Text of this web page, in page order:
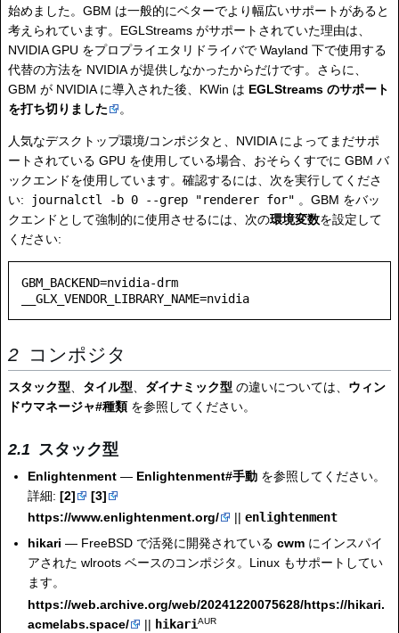
始めました。GBM は一般的にベターでより幅広いサポートがあると
考えられています。EGLStreams がサポートされていた理由は、
NVIDIA GPU をプロプライエタリドライバで Wayland 下で使用する
代替の方法を NVIDIA が提供しなかったからだけです。さらに、
GBM が NVIDIA に導入された後、KWin は EGLStreams のサポート
を打ち切りました
。
人気なデスクトップ環境/コンポジタと、NVIDIA によってまだサポ
ートされている GPU を使用している場合、おそらくすでに GBM バ
ックエンドを使用しています。確認するには、次を実行してくださ
い:
journalctl -b 0 --grep "renderer for" 。GBM をバッ
クエンドとして強制的に使用させるには、次の環境変数を設定して
ください:
GBM_BACKEND=nvidia-drm
コンポジタ
スタック型 タイル型 ダイナミック型 の違いについては、 ウィン
ドウマネージャ#種類 を参照してください。
スタック型
Enlightenment — Enlightenment#手動 を参照してください。
詳細:[2]
[3]
https://www.enlightenment.org/
||enlightenment
hikari — FreeBSD で活発に開発されているcwm にインスパイ
アされた wlroots ベースのコンポジタ。Linux もサポートしてい
ます。
https://web.archive.org/web/20241220075628/https://hikari.
acmelabs.space/
|| hikariAUR